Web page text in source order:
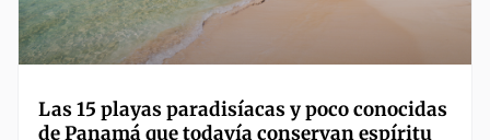
Las 15 playas paradisíacas y poco conocidas
de Panamá que todavía conservan espíritu